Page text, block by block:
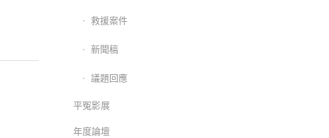
救援案件
新聞稿
議題回應
平冤影展
年度論壇